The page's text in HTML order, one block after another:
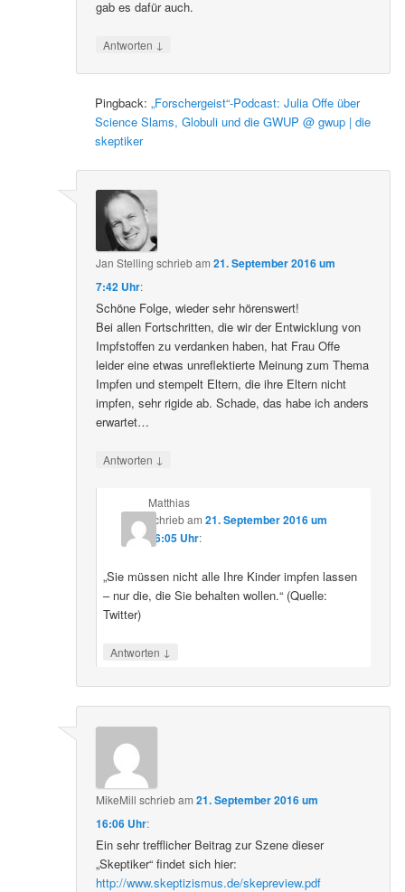
gab es dafür auch.
Antworten ↓
Pingback:„Forschergeist“-Podcast: Julia Offe über
Science Slams, Globuli und die GWUP @ gwup | die
skeptiker
Jan Stelling schriebam21. September 2016 um
7:42 Uhr:
Schöne Folge, wieder sehr hörenswert!
Bei allen Fortschritten, die wir der Entwicklung von
Impfstoffen zu verdanken haben, hat Frau Offe
leider eine etwas unreflektierte Meinung zum Thema
Impfen und stempelt Eltern, die ihre Eltern nicht
impfen, sehr rigide ab. Schade, das habe ich anders
erwartet…
Antworten ↓
Matthias
schriebam 21. September 2016 um
16:05 Uhr:
„Sie müssen nicht alle Ihre Kinder impfen lassen
– nur die, die Sie behalten wollen.“ (Quelle:
Twitter)
Antworten ↓
MikeMill schriebam21. September 2016 um
16:06 Uhr:
Ein sehr trefflicher Beitrag zur Szene dieser
„Skeptiker“ findet sich hier:
http://www.skeptizismus.de/skepreview.pdf